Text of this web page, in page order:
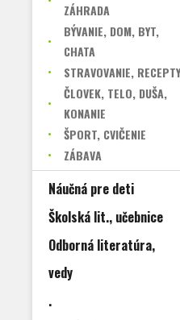
ZÁHRADA
BÝVANIE, DOM, BYT,
CHATA
STRAVOVANIE, RECEPTY
ČLOVEK, TELO, DUŠA,
KONANIE
ŠPORT, CVIČENIE
ZÁBAVA
Náučná pre deti
Školská lit., učebnice
Odborná literatúra,
vedy
.